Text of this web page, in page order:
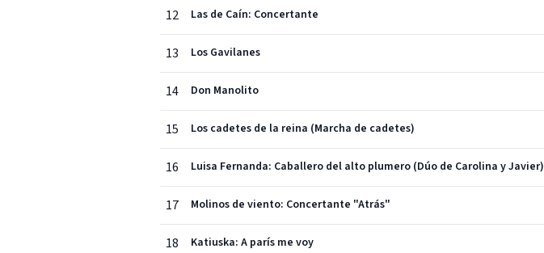
12 Las de Caín: Concertante
13 Los Gavilanes
14 Don Manolito
15 Los cadetes de la reina (Marcha de cadetes)
16 Luisa Fernanda: Caballero del alto plumero (Dúo de Carolina y Javier)
17 Molinos de viento: Concertante "Atrás"
18 Katiuska: A parís me voy